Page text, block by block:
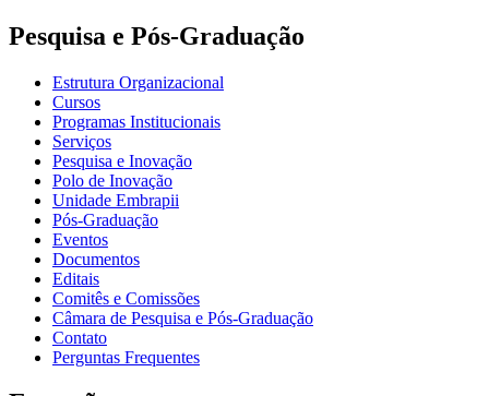
Pesquisa e Pós-Graduação
Estrutura Organizacional
Cursos
Programas Institucionais
Serviços
Pesquisa e Inovação
Polo de Inovação
Unidade Embrapii
Pós-Graduação
Eventos
Documentos
Editais
Comitês e Comissões
Câmara de Pesquisa e Pós-Graduação
Contato
Perguntas Frequentes